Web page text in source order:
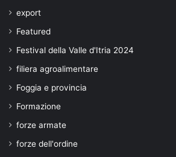
export
Featured
Festival della Valle d'Itria 2024
filiera agroalimentare
Foggia e provincia
Formazione
forze armate
forze dell'ordine